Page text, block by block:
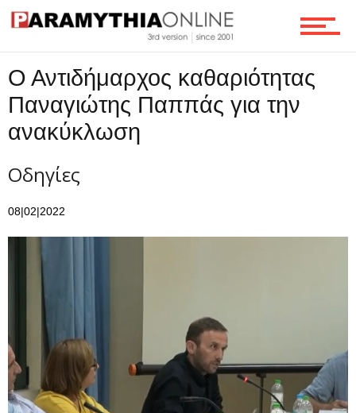
Ο Αντιδήμαρχος καθαριότητας
Παναγιώτης Παππάς για την
ανακύκλωση
Οδηγίες
08|02|2022